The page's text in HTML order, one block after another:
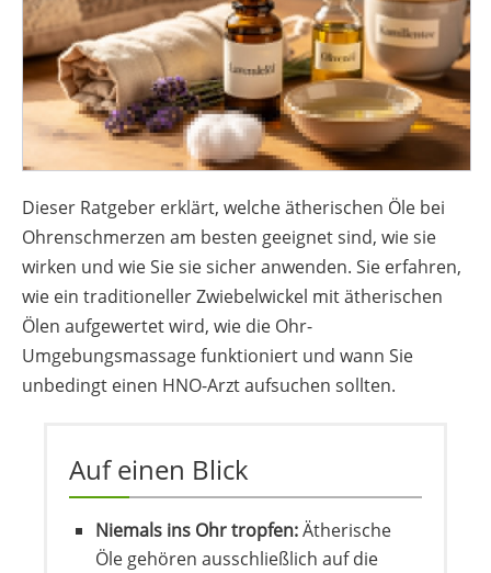
Dieser Ratgeber erklärt, welche ätherischen Öle bei
Ohrenschmerzen am besten geeignet sind, wie sie
wirken und wie Sie sie sicher anwenden. Sie erfahren,
wie ein traditioneller Zwiebelwickel mit ätherischen
Ölen aufgewertet wird, wie die Ohr-
Umgebungsmassage funktioniert und wann Sie
unbedingt einen HNO-Arzt aufsuchen sollten.
Auf einen Blick
Niemals ins Ohr tropfen:Ätherische
Öle gehören ausschließlich auf die